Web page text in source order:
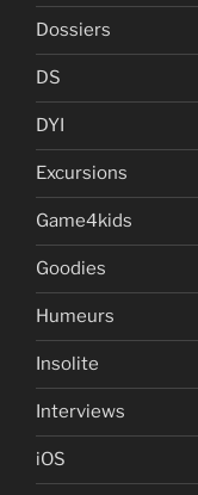
Dossiers
DS
DYI
Excursions
Game4kids
Goodies
Humeurs
Insolite
Interviews
iOS